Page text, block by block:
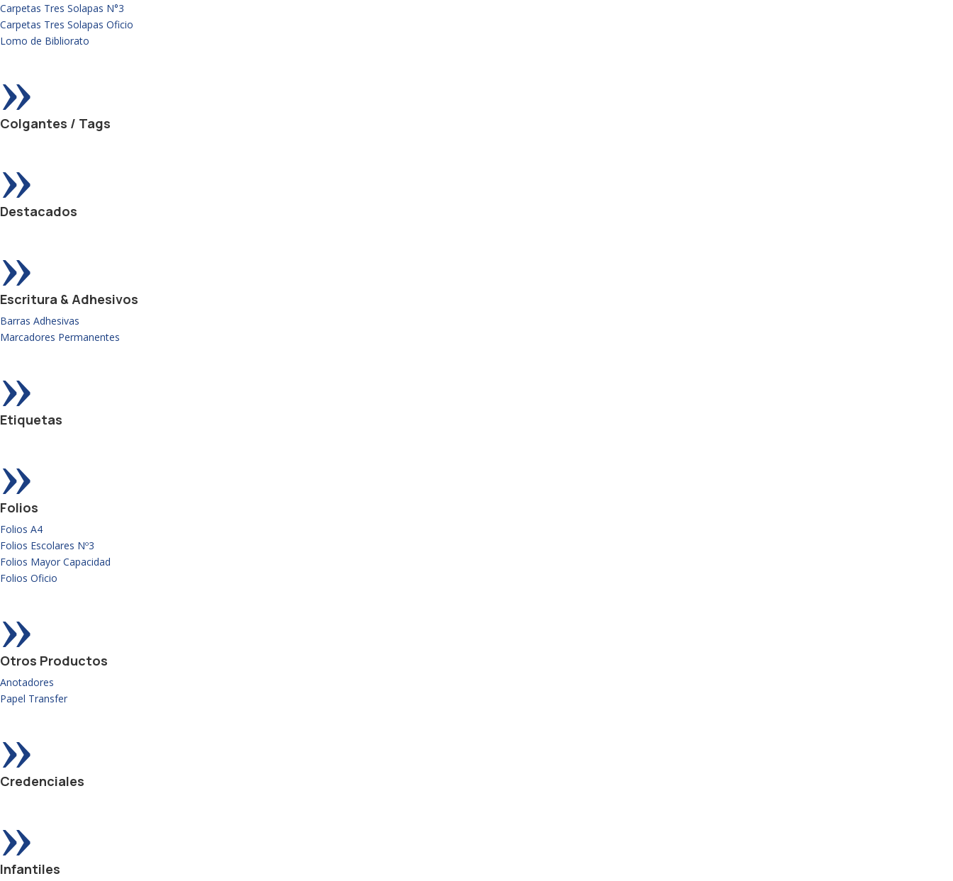
Carpetas Tres Solapas N°3
Carpetas Tres Solapas Oficio
Lomo de Bibliorato
»
Colgantes / Tags
»
Destacados
»
Escritura & Adhesivos
Barras Adhesivas
Marcadores Permanentes
»
Etiquetas
»
Folios
Folios A4
Folios Escolares Nº3
Folios Mayor Capacidad
Folios Oficio
»
Otros Productos
Anotadores
Papel Transfer
»
Credenciales
»
Infantiles